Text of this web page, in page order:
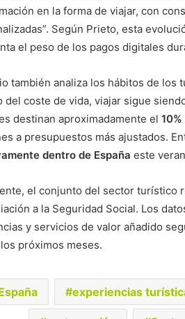
en la forma de viajar, con
Según Prieto, esta
el peso de los pagos digitales
también analiza los hábitos de los
del coste de vida, viajar sigue
destinan aproximadamente el
a presupuestos más ajustados.
dentro de España este
el conjunto del sector turístico
a la Seguridad Social. Los
y servicios de valor añadido
próximos meses.
experiencias